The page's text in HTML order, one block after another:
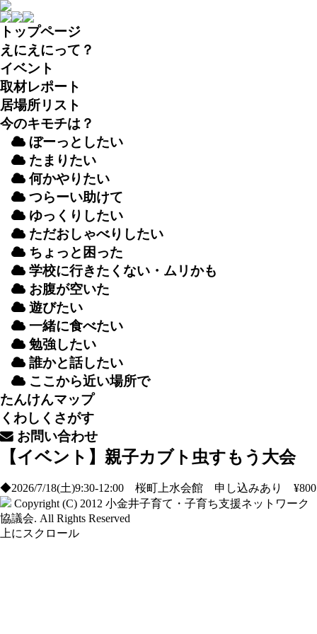
トップページ
えにえにって？
イベント
取材レポート
居場所リスト
今のキモチは？
ぼーっとしたい
たまりたい
何かやりたい
つらーい助けて
ゆっくりしたい
ただおしゃべりしたい
ちょっと 困 った
学校に行きたくない・ムリかも
お腹が空いた
遊びたい
一緒に食べたい
勉強したい
誰かと話したい
ここから近い場所で
たんけんマップ
くわしくさがす
お問い合わせ
【イベント】親子カブト虫すもう大会
◆2026/7/18(土)9:30-12:00 桜町上水会館 申し込みあり ¥800
Copyright (C) 2012 小金井子育て・子育ち支援ネットワーク
協議会. All Rights Reserved
上にスクロール